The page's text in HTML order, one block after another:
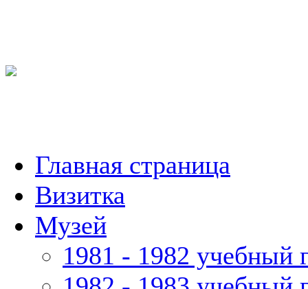
Главная страница
Визитка
Музей
1981 - 1982 учебный